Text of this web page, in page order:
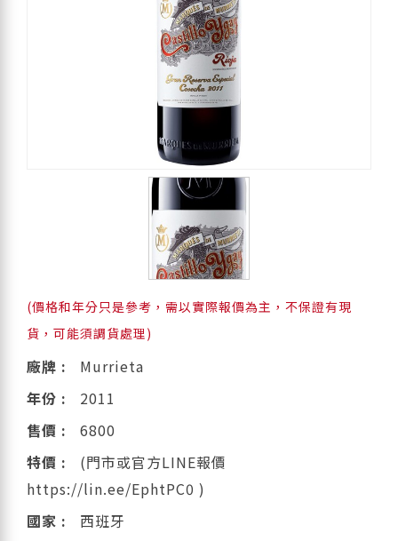
(價格和年分只是參考，需以實際報價為主，不保證有現
貨，可能須調貨處理)
廠牌 :
Murrieta
年份 :
2011
售價 :
6800
特價 :
(門市或官方LINE報價
https://lin.ee/EphtPC0 )
國家 :
西班牙